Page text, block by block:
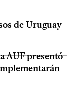
de Uruguay
AUF presentó